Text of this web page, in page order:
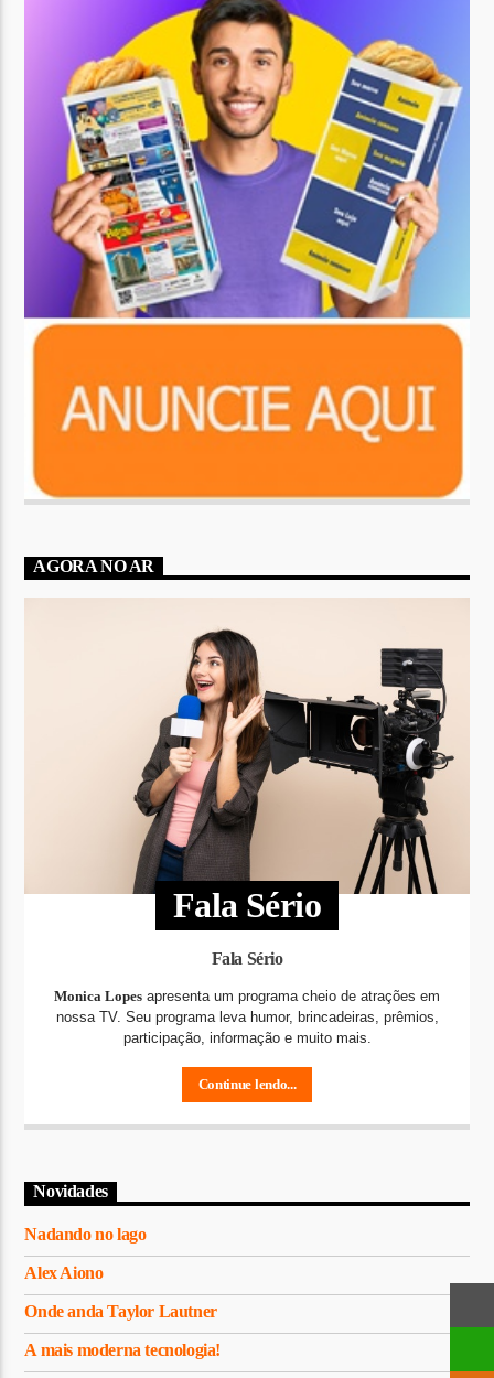
AGORA NO AR
Fala Sério
Fala Sério
Monica Lopes apresenta um programa cheio de atrações em
nossa TV. Seu programa leva humor, brincadeiras, prêmios,
participação, informação e muito mais.
Continue lendo...
Novidades
Nadando no lago
Alex Aiono
Onde anda Taylor Lautner
A mais moderna tecnologia!